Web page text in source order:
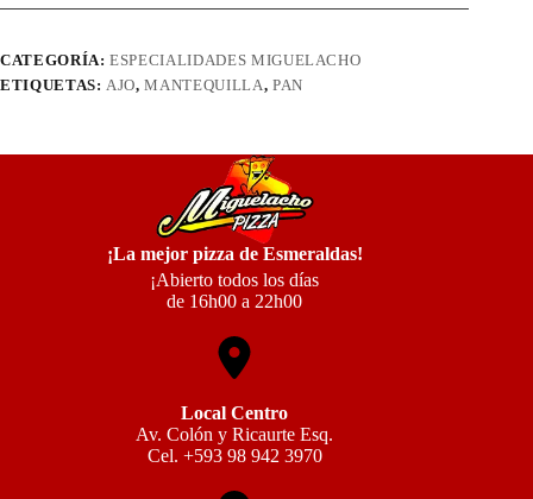
CATEGORÍA:ESPECIALIDADES MIGUELACHO
ETIQUETAS: AJO,MANTEQUILLA, PAN
¡La mejor pizza de Esmeraldas!
¡Abierto todos los días
de 16h00 a 22h00
Local Centro
Av. Colón y Ricaurte Esq.
Cel. +593 98 942 3970